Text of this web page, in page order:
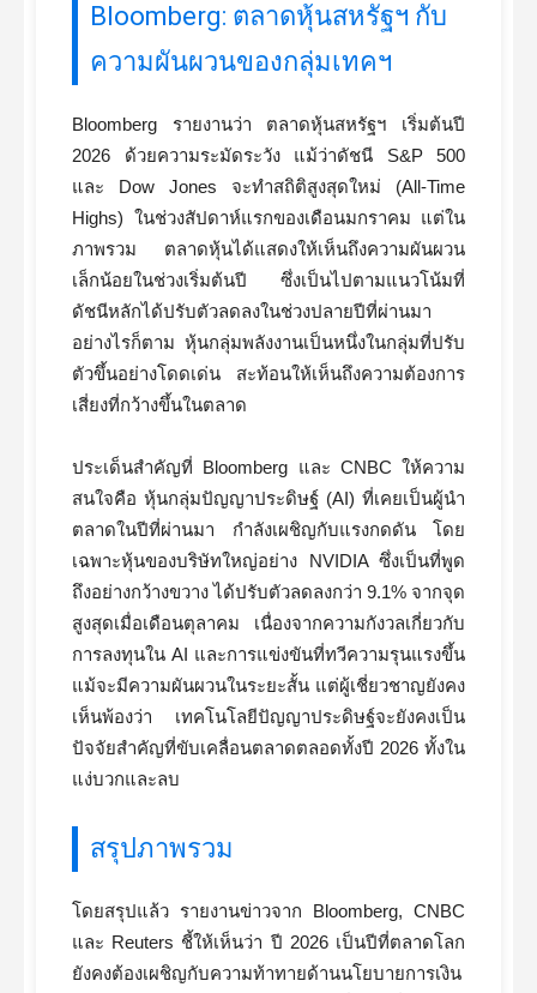
Bloomberg: ตลาดหุ้นสหรัฐฯ กับ
ความผันผวนของกลุ่มเทคฯ
Bloomberg รายงานว่า ตลาดหุ้นสหรัฐฯ เริ่มต้นปี
2026 ด้วยความระมัดระวัง แม้ว่าดัชนี S&P 500
และ Dow Jones จะทำสถิติสูงสุดใหม่ (All-Time
Highs) ในช่วงสัปดาห์แรกของเดือนมกราคม แต่ใน
ภาพรวม ตลาดหุ้นได้แสดงให้เห็นถึงความผันผวน
เล็กน้อยในช่วงเริ่มต้นปี ซึ่งเป็นไปตามแนวโน้มที่
ดัชนีหลักได้ปรับตัวลดลงในช่วงปลายปีที่ผ่านมา
อย่างไรก็ตาม หุ้นกลุ่มพลังงานเป็นหนึ่งในกลุ่มที่ปรับ
ตัวขึ้นอย่างโดดเด่น สะท้อนให้เห็นถึงความต้องการ
เสี่ยงที่กว้างขึ้นในตลาด
ประเด็นสำคัญที่ Bloomberg และ CNBC ให้ความ
สนใจคือ หุ้นกลุ่มปัญญาประดิษฐ์ (AI) ที่เคยเป็นผู้นำ
ตลาดในปีที่ผ่านมา กำลังเผชิญกับแรงกดดัน โดย
เฉพาะหุ้นของบริษัทใหญ่อย่าง NVIDIA ซึ่งเป็นที่พูด
ถึงอย่างกว้างขวาง ได้ปรับตัวลดลงกว่า 9.1% จากจุด
สูงสุดเมื่อเดือนตุลาคม เนื่องจากความกังวลเกี่ยวกับ
การลงทุนใน AI และการแข่งขันที่ทวีความรุนแรงขึ้น
แม้จะมีความผันผวนในระยะสั้น แต่ผู้เชี่ยวชาญยังคง
เห็นพ้องว่า เทคโนโลยีปัญญาประดิษฐ์จะยังคงเป็น
ปัจจัยสำคัญที่ขับเคลื่อนตลาดตลอดทั้งปี 2026 ทั้งใน
แง่บวกและลบ
สรุปภาพรวม
โดยสรุปแล้ว รายงานข่าวจาก Bloomberg, CNBC
และ Reuters ชี้ให้เห็นว่า ปี 2026 เป็นปีที่ตลาดโลก
ยังคงต้องเผชิญกับความท้าทายด้านนโยบายการเงิน